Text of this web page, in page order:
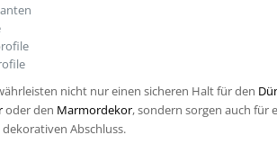
nicht nur einen sicheren Halt für den
oder den Marmordekor, sondern sorgen auch für
Abschluss.